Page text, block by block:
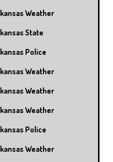
Weather
State
Police
Weather
Weather
Weather
Police
Weather